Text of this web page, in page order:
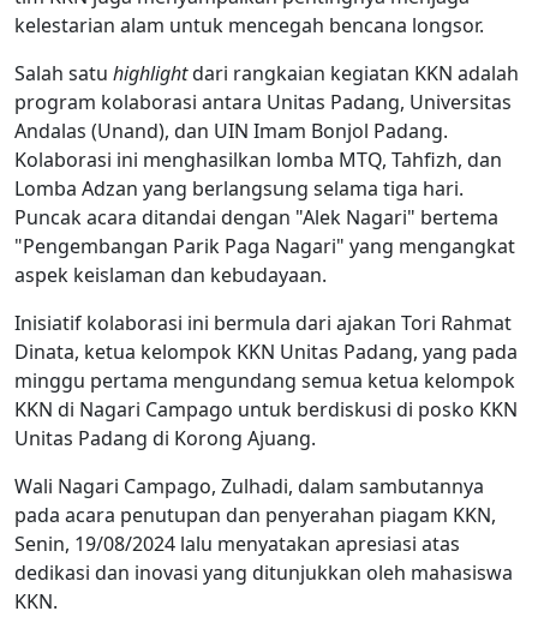
kelestarian alam untuk mencegah bencana longsor.
Salah satu highlightdari rangkaian kegiatan KKN adalah
program kolaborasi antara Unitas Padang, Universitas
Andalas (Unand), dan UIN Imam Bonjol Padang.
Kolaborasi ini menghasilkan lomba MTQ, Tahfizh, dan
Lomba Adzan yang berlangsung selama tiga hari.
Puncak acara ditandai dengan "Alek Nagari" bertema
"Pengembangan Parik Paga Nagari" yang mengangkat
aspek keislaman dan kebudayaan.
Inisiatif kolaborasi ini bermula dari ajakan Tori Rahmat
Dinata, ketua kelompok KKN Unitas Padang, yang pada
minggu pertama mengundang semua ketua kelompok
KKN di Nagari Campago untuk berdiskusi di posko KKN
Unitas Padang di Korong Ajuang.
Wali Nagari Campago, Zulhadi, dalam sambutannya
pada acara penutupan dan penyerahan piagam KKN,
Senin, 19/08/2024 lalu menyatakan apresiasi atas
dedikasi dan inovasi yang ditunjukkan oleh mahasiswa
KKN.